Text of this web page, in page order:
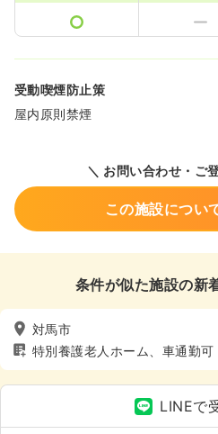
受動喫煙防止策
屋内原則禁煙
＼ お問い合わせ・ご
この施設につい
条件が似た施設の新
対馬市
特別養護老人ホーム、車通勤可
LINEで